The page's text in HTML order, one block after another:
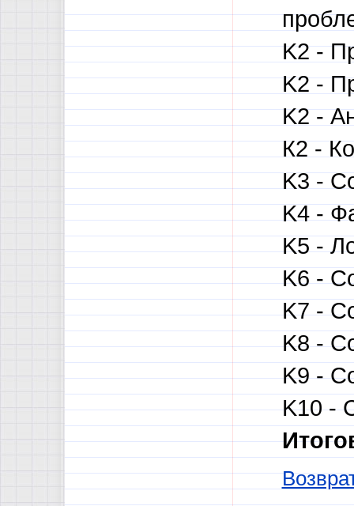
K2 -
K2 -
K2 -
К2 -
K3 -
K4 -
K5 -
K6 -
K7 -
K8 -
K9 -
K10 -